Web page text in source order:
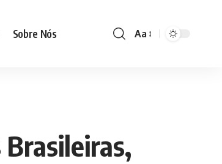
Sobre Nós
Font
Aa